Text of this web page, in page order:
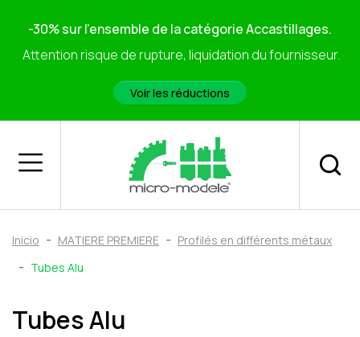
-30% sur l'ensemble de la catégorie Accastillages.
Attention risque de rupture, liquidation du fournisseur.
Voir les réductions
Inicio MATIERE PREMIERE
Profilés en différents métaux
Tubes Alu
Tubes Alu